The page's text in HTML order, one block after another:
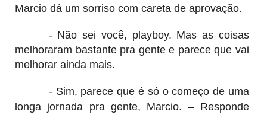
Marcio dá um sorriso com careta de aprovação.
- Não sei você, playboy. Mas as coisas
melhoraram bastante pra gente e parece que vai
melhorar ainda mais.
- Sim, parece que é só o começo de uma
longa jornada pra gente, Marcio. – Responde